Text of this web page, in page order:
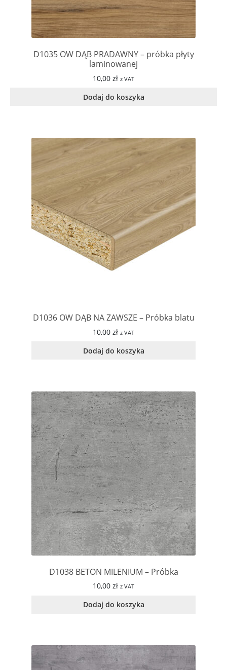
D1035 OW DĄB PRADAWNY – próbka płyty
laminowanej
10,00 zł z VAT
Dodaj do koszyka
D1036 OW DĄB NA ZAWSZE – Próbka blatu
10,00 zł z VAT
Dodaj do koszyka
D1038 BETON MILENIUM – Próbka
10,00 zł z VAT
Dodaj do koszyka